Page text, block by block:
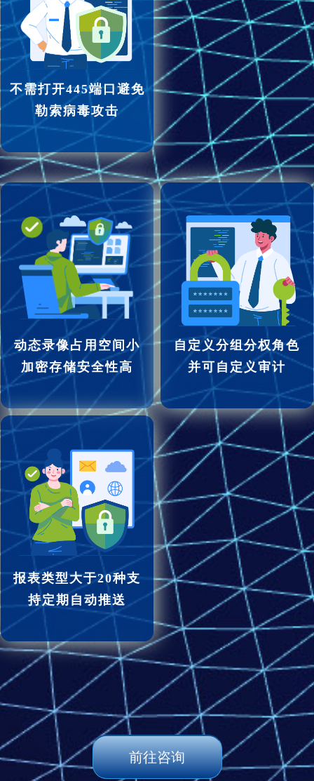
不需打开445端口避免
勒索病毒攻击
动态录像占用空间小
加密存储安全性高
自定义分组分权角色
并可自定义审计
报表类型大于20种支
持定期自动推送
前往咨询